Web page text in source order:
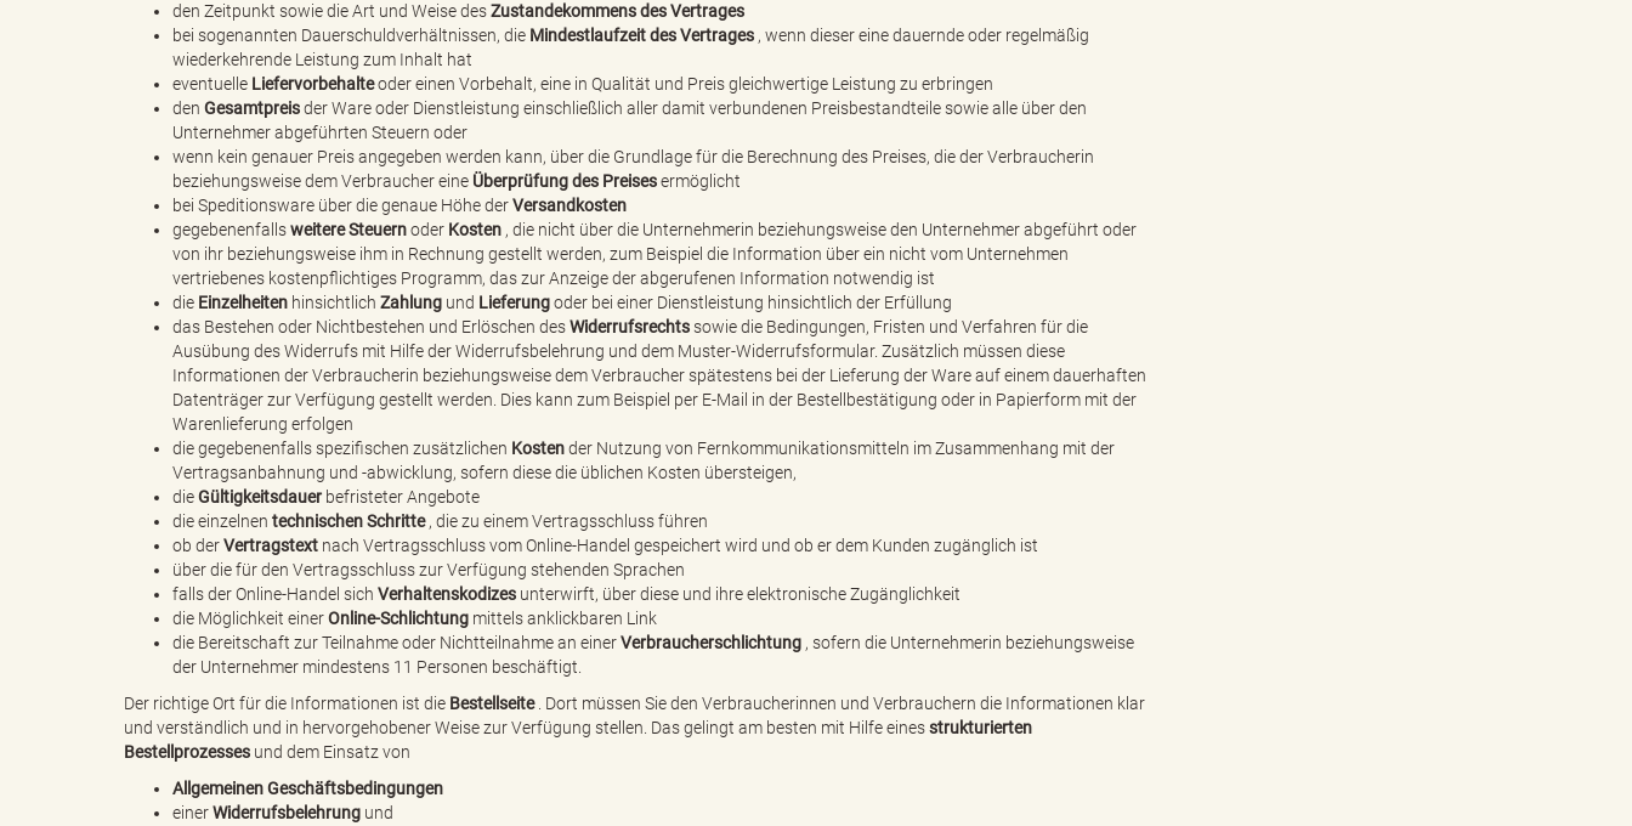
ö
d
e
"
.
T
den Zeitpunkt sowie die Art und Weise desZustandekommens des Vertrages
bei sogenannten Dauerschuldverhältnissen, die Mindestlaufzeit des Vertrages , wenn dieser eine dauernde oder regelmäßig
wiederkehrende Leistung zum Inhalt hat
eventuelle Liefervorbehalteoder einen Vorbehalt, eine in Qualität und Preis gleichwertige Leistung zu erbringen
den Gesamtpreisder Ware oder Dienstleistung einschließlich aller damit verbundenen Preisbestandteile sowie alle über den
Unternehmer abgeführten Steuern oder
wenn kein genauer Preis angegeben werden kann, über die Grundlage für die Berechnung des Preises, die der Verbraucherin
beziehungsweise dem Verbraucher eine Überprüfung des Preisesermöglicht
bei Speditionsware über die genaue Höhe derVersandkosten
gegebenenfallsweitere Steuernoder Kosten , die nicht über die Unternehmerin beziehungsweise den Unternehmer abgeführt oder
von ihr beziehungsweise ihm in Rechnung gestellt werden, zum Beispiel die Information über ein nicht vom Unternehmen
vertriebenes kostenpflichtiges Programm, das zur Anzeige der abgerufenen Information notwendig ist
die Einzelheiten hinsichtlich Zahlung und Lieferungoder bei einer Dienstleistung hinsichtlich der Erfüllung
das Bestehen oder Nichtbestehen und Erlöschen desWiderrufsrechtssowie die Bedingungen, Fristen und Verfahren für die
Ausübung des Widerrufs mit Hilfe der Widerrufsbelehrung und dem Muster-Widerrufsformular. Zusätzlich müssen diese
Informationen der Verbraucherin beziehungsweise dem Verbraucher spätestens bei der Lieferung der Ware auf einem dauerhaften
Datenträger zur Verfügung gestellt werden. Dies kann zum Beispiel per E-Mail in der Bestellbestätigung oder in Papierform mit der
Warenlieferung erfolgen
die gegebenenfalls spezifischen zusätzlichen Kostender Nutzung von Fernkommunikationsmitteln im Zusammenhang mit der
Vertragsanbahnung und -abwicklung, sofern diese die üblichen Kosten übersteigen,
dieGültigkeitsdauer befristeter Angebote
die einzelnen technischen Schritte, die zu einem Vertragsschluss führen
ob derVertragstext nach Vertragsschluss vom Online-Handel gespeichert wird und ob er dem Kunden zugänglich ist
über die für den Vertragsschluss zur Verfügung stehenden Sprachen
falls der Online-Handel sich Verhaltenskodizes unterwirft, über diese und ihre elektronische Zugänglichkeit
die Möglichkeit einerOnline-Schlichtung mittels anklickbaren Link
die Bereitschaft zur Teilnahme oder Nichtteilnahme an einerVerbraucherschlichtung , sofern die Unternehmerin beziehungsweise
der Unternehmer mindestens 11 Personen beschäftigt.
Der richtige Ort für die Informationen ist die Bestellseite. Dort müssen Sie den Verbraucherinnen und Verbrauchern die Informationen klar
und verständlich und in hervorgehobener Weise zur Verfügung stellen. Das gelingt am besten mit Hilfe einesstrukturierten
Bestellprozesses und dem Einsatz von
Allgemeinen Geschäftsbedingungen
einerWiderrufsbelehrung und